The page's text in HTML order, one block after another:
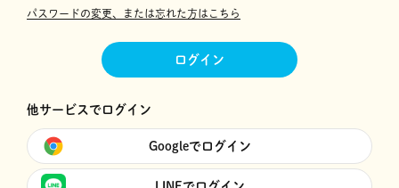
パスワードの変更、または忘れた方はこちら
ログイン
他サービスでログイン
Googleでログイン